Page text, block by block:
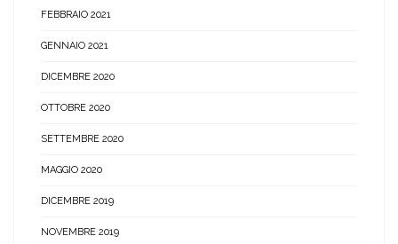
FEBBRAIO 2021
GENNAIO 2021
DICEMBRE 2020
OTTOBRE 2020
SETTEMBRE 2020
MAGGIO 2020
DICEMBRE 2019
NOVEMBRE 2019